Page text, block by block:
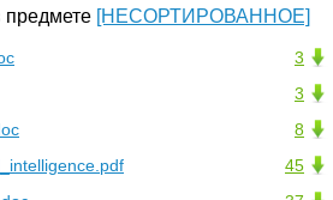
[НЕСОРТИРОВАННОЕ]
3
3
8
45